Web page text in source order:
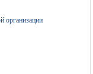
организации